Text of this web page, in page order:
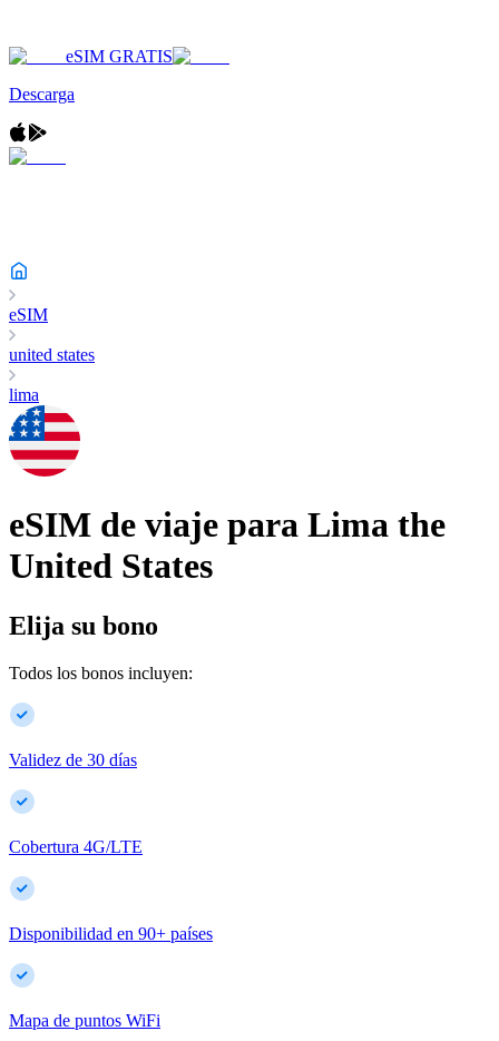
eSIM GRATIS
Descarga
eSIM
united states
lima
eSIM de viaje para Lima the
United States
Elija su bono
Todos los bonos incluyen:
Validez de 30 días
Cobertura 4G/LTE
Disponibilidad en 90+ países
Mapa de puntos WiFi